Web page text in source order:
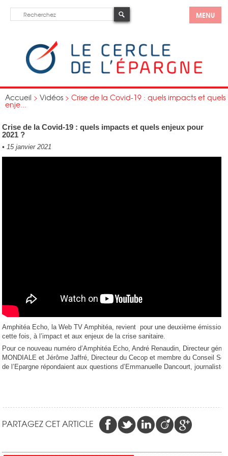
MENU
Accueil > Vidéos > Crise de la Covid-19 : quels impacts et quels
enje...
Crise de la Covid-19 : quels impacts et quels enjeux pour
2021 ?
• 15 janvier 2021
Amphitéa Echo, la Web TV Amphitéa, revient pour une deuxième
cette fois, à l’impact et aux enjeux de la crise sanitaire.
Pour ce nouveau numéro d’Amphitéa Echo, André Renaudin, Directeur
MONDIALE et Jérôme Jaffré, Directeur du Cecop et membre du Conseil
de l’Epargne répondaient aux questions d’Emmanuelle Dancourt, journaliste.
PARTAGEZ CET ARTICLE